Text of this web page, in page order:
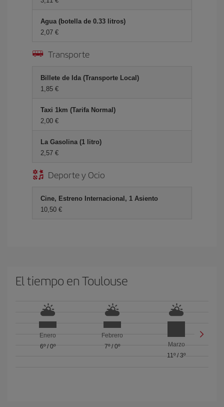
Agua (botella de 0.33 litros)
2,07 €
Transporte
Billete de Ida (Transporte Local)
1,85 €
Taxi 1km (Tarifa Normal)
2,00 €
La Gasolina (1 litro)
2,57 €
Deporte y Ocio
Cine, Estreno Internacional, 1 Asiento
10,50 €
El tiempo en Toulouse
Enero
6º/ 0º
Febrero
7º/ 0º
Marzo
11º /3º